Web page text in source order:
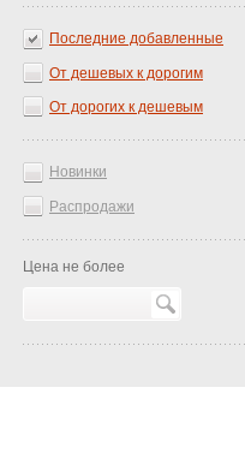
Последние добавленные
От дешевых к дорогим
От дорогих к дешевым
Новинки
Распродажи
Цена не более